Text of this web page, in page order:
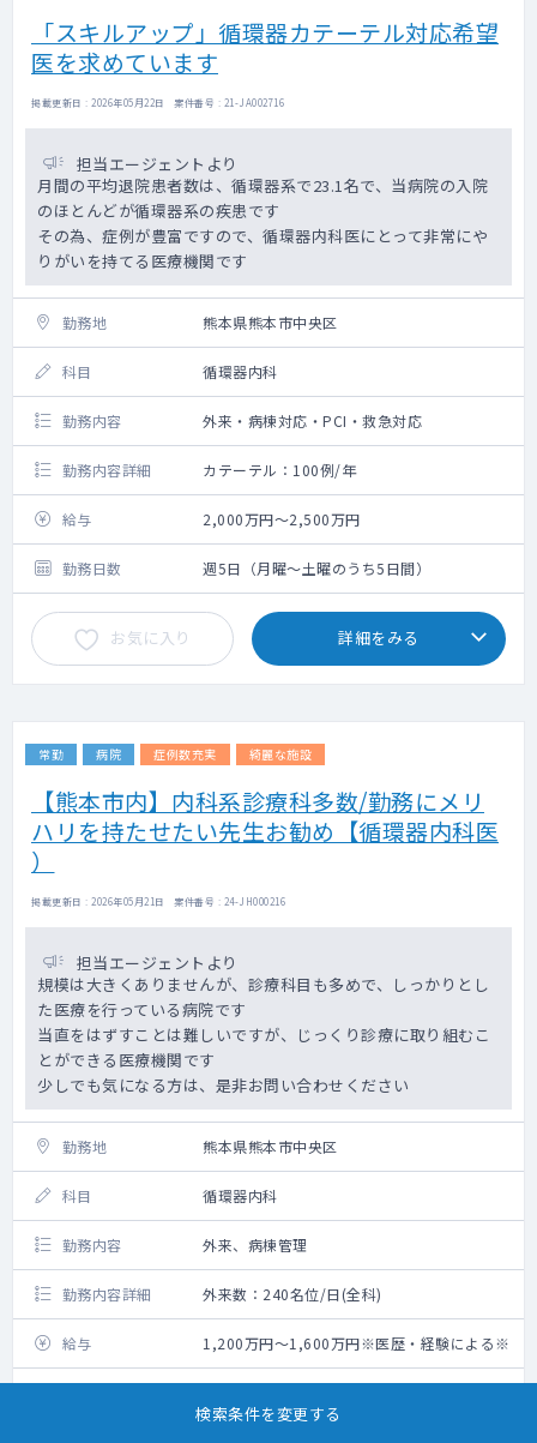
「スキルアップ」循環器カテーテル対応希望
医を求めています
掲載更新日 : 2026年05月22日 案件番号 : 21-JA002716
担当エージェントより
月間の平均退院患者数は、循環器系で23.1名で、当病院の入院
のほとんどが循環器系の疾患です
その為、症例が豊富ですので、循環器内科医にとって非常にや
りがいを持てる医療機関です
勤務地 熊本県熊本市中央区
科目 循環器内科
勤務内容 外来・病棟対応・PCI・救急対応
勤務内容詳細 カテーテル：100例/年
給与 2,000万円～2,500万円
勤務日数 週5日（月曜～土曜のうち5日間）
お気に入り 詳細をみる
常勤 病院 症例数充実 綺麗な施設
【熊本市内】内科系診療科多数/勤務にメリ
ハリを持たせたい先生お勧め【循環器内科医
）
掲載更新日 : 2026年05月21日 案件番号 : 24-JH000216
担当エージェントより
規模は大きくありませんが、診療科目も多めで、しっかりとし
た医療を行っている病院です
当直をはずすことは難しいですが、じっくり診療に取り組むこ
とができる医療機関です
少しでも気になる方は、是非お問い合わせください
勤務地 熊本県熊本市中央区
科目 循環器内科
勤務内容 外来、病棟管理
勤務内容詳細 外来数：240名位/日(全科)
給与 1,200万円～1,600万円※医歴・経験による※
検索条件を変更する